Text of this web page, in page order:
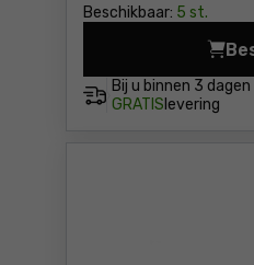
Beschikbaar: 5 st.
Bij u binnen 3 dagen
GRATIS levering